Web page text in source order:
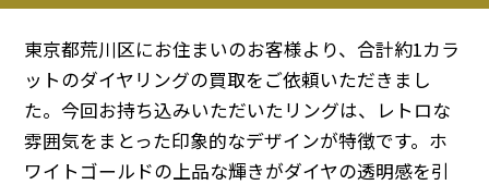
東京都荒川区にお住まいのお客様より、合計約1カラ
ットのダイヤリングの買取をご依頼いただきまし
た。今回お持ち込みいただいたリングは、レトロな
雰囲気をまとった印象的なデザインが特徴です。ホ
ワイトゴールドの上品な輝きがダイヤの透明感を引